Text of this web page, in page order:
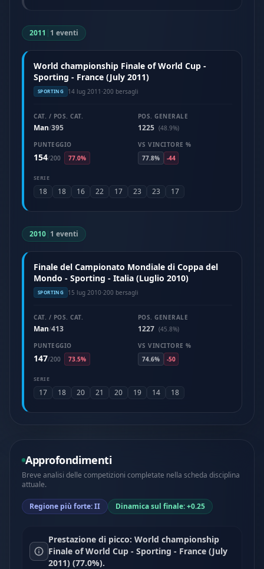
2011 | 1 eventi
World championship Finale of World Cup -
Sporting - France (July 2011)
SPORTING 14 lug 2011 ·200 bersagli
CAT. / POS. CAT.
Man/395
POS. GENERALE
1225 (48.9%)
PUNTEGGIO
154/200 77.0%
VS VINCITORE %
77.8%
-44
SERIE
18 18 16 22 17 23 23 17
2010| 1 eventi
Finale del Campionato Mondiale di Coppa del
Mondo - Sporting - Italia (Luglio 2010)
SPORTING 15 lug 2010·200 bersagli
CAT. / POS. CAT.
Man/413
POS. GENERALE
1227 (45.8%)
PUNTEGGIO
147/200 73.5%
VS VINCITORE %
74.6%
-50
SERIE
17 18 20 21 20 19 14 18
Approfondimenti
Breve analisi delle competizioni completate nella scheda disciplina
attuale.
Regione più forte: II Dinamica sul finale: +0.25
Prestazione di picco: World championship
Finale of World Cup - Sporting - France (July
2011) (77.0%).